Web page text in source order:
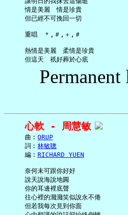
     情是美麗　情是珍貴
     但已經不可挽回一切
     重唱　＊,＃,＋,＃
     熱情是美麗　柔情是珍貴
心軟 - 周慧敏
     曲︰
ORUP
     詞︰
林敏聰
     編︰
RICHARD YUEN
     奈何未可跟你好好
     說天說海說地圓
     你的耳邊裡底聲
     往心裡的濺濺笑似說永不倦
     但若我每次見到你面